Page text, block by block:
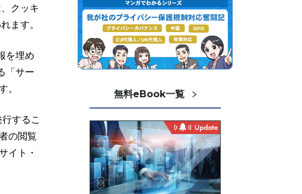
クッキ
ます。
を埋め
「サー
。
するこ
の閲覧
イト・
無料eBook一覧